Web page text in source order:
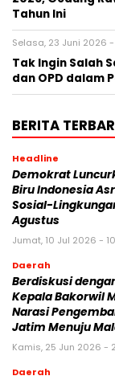
Tahun Ini
Selasa, 23 Juni 2026 -
Tak Ingin Salah
dan OPD dalam
BERITA
Headline
Demokrat
Biru Indonesia
Sosial-
Agustus
Jumat, 10 Jul 2026 -
Daerah
Berdiskusi
Kepala Bakorwil
Narasi
Jatim Menuju
Kamis, 25 Jun 2026 -
Daerah